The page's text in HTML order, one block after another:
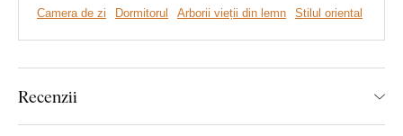
Decorațiune spirituală cu semnificație
Camera de zi Dormitorul Arborii vieții din lemn Stilul oriental
Recenzii